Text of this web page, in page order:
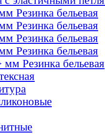
Резинка бельевая
Резинка бельевая
Резинка бельевая
Резинка бельевая
мм Резинка бельевая